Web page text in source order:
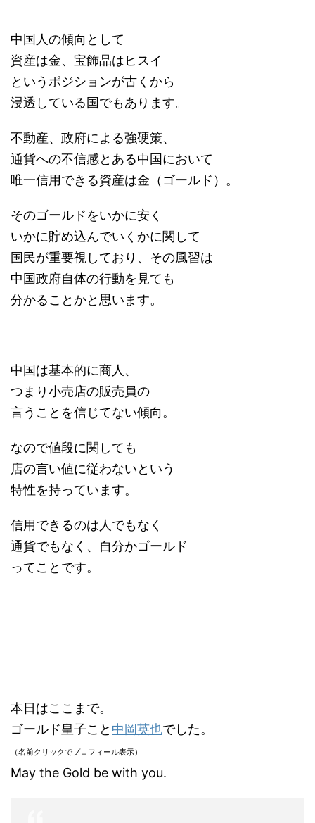
中国人の傾向として
資産は金、宝飾品はヒスイ
というポジションが古くから
浸透している国でもあります。
不動産、政府による強硬策、
通貨への不信感とある中国において
唯一信用できる資産は金（ゴールド）。
そのゴールドをいかに安く
いかに貯め込んでいくかに関して
国民が重要視しており、その風習は
中国政府自体の行動を見ても
分かることかと思います。
中国は基本的に商人、
つまり小売店の販売員の
言うことを信じてない傾向。
なので値段に関しても
店の言い値に従わないという
特性を持っています。
信用できるのは人でもなく
通貨でもなく、自分かゴールド
ってことです。
本日はここまで。
ゴールド皇子こと 中岡英也でした。
（名前クリックでプロフィール表示）
May the Gold be with you.